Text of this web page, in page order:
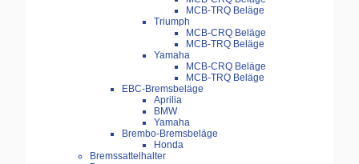
MCB-TRQ Beläge
Triumph
MCB-CRQ Beläge
MCB-TRQ Beläge
Yamaha
MCB-CRQ Beläge
MCB-TRQ Beläge
EBC-Bremsbeläge
Aprilia
BMW
Yamaha
Brembo-Bremsbeläge
Honda
Bremssattelhalter